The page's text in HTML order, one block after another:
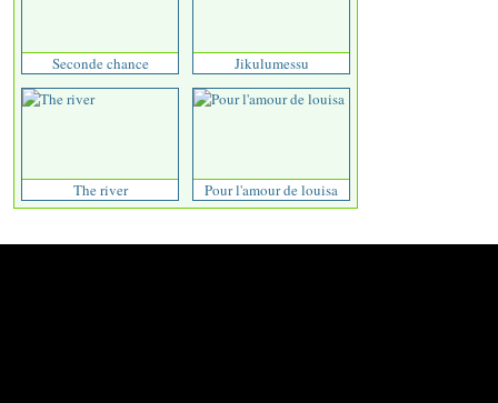
Seconde chance Jikulumessu
The river Pour l'amour de louisa